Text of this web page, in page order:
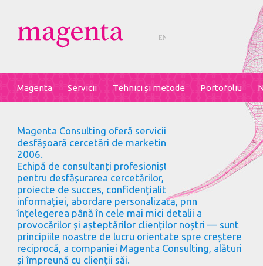
ENGLISH
Magenta Servicii Tehnici și metode Portofoliu
Magenta Consulting oferă servicii de consultanță și
desfășoară cercetări de marketing în Moldova din
2006.
Echipă de consultanți profesioniști, logistică proprie
pentru desfășurarea cercetărilor, peste 800 de
proiecte de succes, confidențialitate absolută a
informației, abordare personalizată, prin
înțelegerea până în cele mai mici detalii a
provocărilor și așteptărilor clienților noștri — sunt
principiile noastre de lucru orientate spre creștere
reciprocă, a companiei Magenta Consulting, alături
și împreună cu clienții săi.